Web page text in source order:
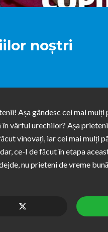
noștri
Așa gândesc cei mai
vârful urechilor? Așa
vinovați, iar cei mai mulți
ce-I de făcut în etapa
nu prieteni de vreme